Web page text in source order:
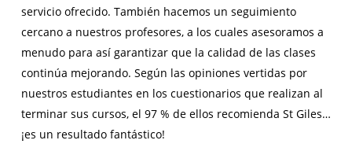
servicio ofrecido. También hacemos un seguimiento
cercano a nuestros profesores, a los cuales asesoramos a
menudo para así garantizar que la calidad de las clases
continúa mejorando. Según las opiniones vertidas por
nuestros estudiantes en los cuestionarios que realizan al
terminar sus cursos, el 97 % de ellos recomienda St Giles…
¡es un resultado fantástico!